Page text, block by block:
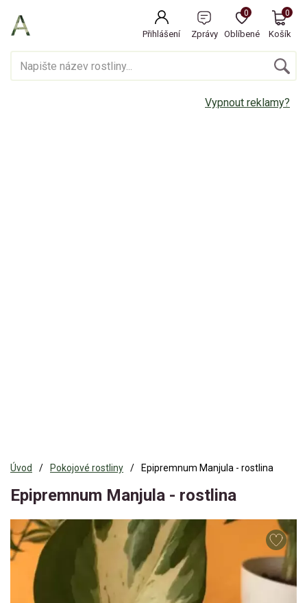
Přihlášení Zprávy Oblíbené
0
Košík
0
Vypnout reklamy?
Úvod Pokojové rostliny Epipremnum Manjula - rostlina
Epipremnum Manjula - rostlina